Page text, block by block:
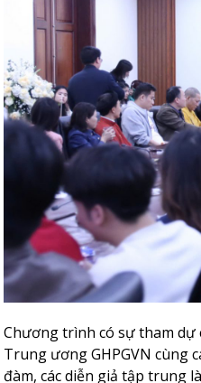
Chương trình có sự tham dự
Trung ương GHPGVN cùng
đàm, các diễn giả tập trung